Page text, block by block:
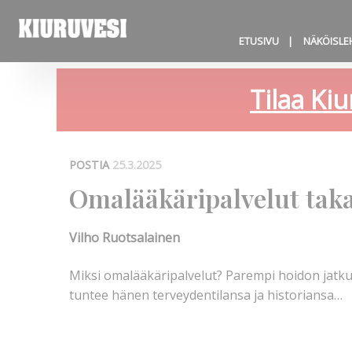
ETUSIVU
Tilaa
POSTIA 25.3.2025
Omalääkäripalvelut
Vilho Ruotsalainen
Miksi omalääkäripalvelut? Parempi hoidon
tuntee hänen terveydentilansa ja historiansa…